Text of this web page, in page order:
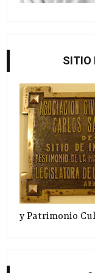
SITIO
y Patrimonio